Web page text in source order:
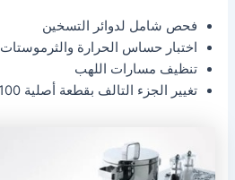
فحص شامل لدوائر التسخين
اختبار حساس الحرارة والثرموستات
تنظيف مسارات اللهب
تغيير الجزء التالف بقطعة أصلية 100%